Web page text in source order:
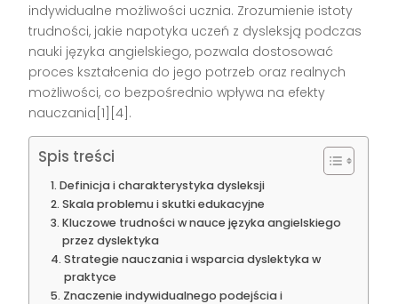
indywidualne możliwości ucznia. Zrozumienie istoty
trudności, jakie napotyka uczeń z dysleksją podczas
nauki języka angielskiego, pozwala dostosować
proces kształcenia do jego potrzeb oraz realnych
możliwości, co bezpośrednio wpływa na efekty
nauczania[1][4].
Spis treści
Definicja i charakterystyka dysleksji
Skala problemu i skutki edukacyjne
Kluczowe trudności w nauce języka angielskiego
przez dyslektyka
Strategie nauczania i wsparcia dyslektyka w
praktyce
Znaczenie indywidualnego podejścia i